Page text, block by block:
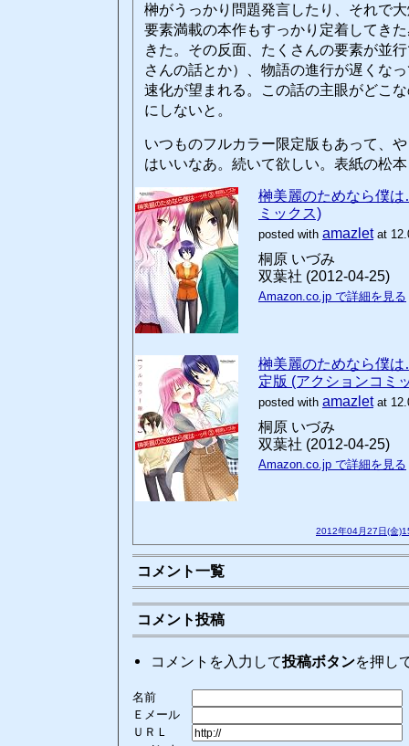
榊がうっかり問題発言したり、それで
要素満載の本作もすっかり定着してき
きた。その反面、たくさんの要素が並
さんの話とか）、物語の進行が遅くな
速化が望まれる。この話の主眼がどこ
にしないと。
いつものフルカラー限定版もあって、
はいいなあ。続いて欲しい。表紙の松
榊美麗のためなら僕
ミックス)
posted with amazletat
桐原 いづみ
双葉社 (2012-04-25)
Amazon.co.jp で詳細を見る
榊美麗のためなら僕
定版 (アクションコミ
posted with amazletat
桐原 いづみ
双葉社 (2012-04-25)
Amazon.co.jp で詳細を見る
2012年04月27日(金
コメント一覧
コメント投稿
コメントを入力して投稿ボタンを押し
名前
Ｅメール
ＵＲＬ